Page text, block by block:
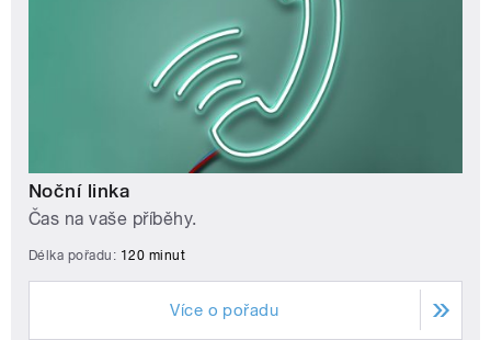
Noční linka
Čas na vaše příběhy.
Délka pořadu: 120 minut
Více o pořadu